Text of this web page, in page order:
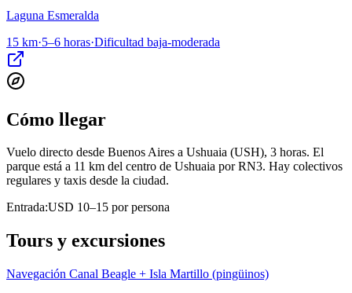
Laguna Esmeralda
15 km·5–6 horas·Dificultad baja-moderada
Cómo llegar
Vuelo directo desde Buenos Aires a Ushuaia (USH), 3 horas. El
parque está a 11 km del centro de Ushuaia por RN3. Hay colectivos
regulares y taxis desde la ciudad.
Entrada:USD 10–15 por persona
Tours y excursiones
Navegación Canal Beagle + Isla Martillo (pingüinos)